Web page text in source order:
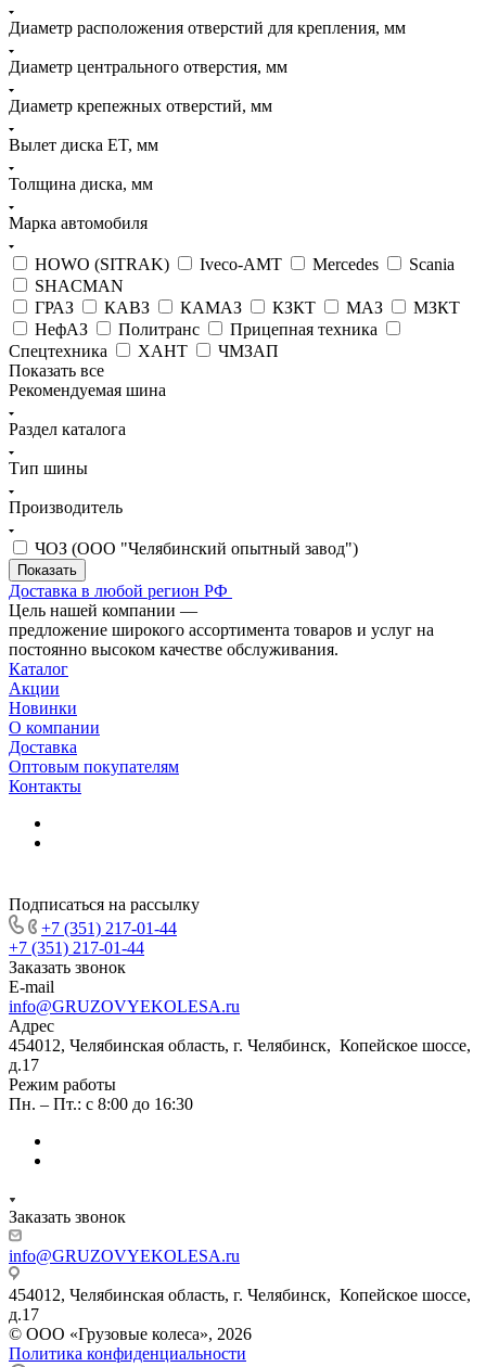
Диаметр расположения отверстий для крепления, мм
Диаметр центрального отверстия, мм
Диаметр крепежных отверстий, мм
Вылет диска ET, мм
Толщина диска, мм
Марка автомобиля
HOWO (SITRAK) Iveco-АМТ Mercedes
Scania
SHACMAN
ГРАЗ
КАВЗ КАМАЗ КЗКТ МАЗ
МЗКТ
НефАЗ
Политранс
Прицепная техника
Спецтехника
ХАНТ
ЧМЗАП
Показать все
Рекомендуемая шина
Раздел каталога
Тип шины
Производитель
ЧОЗ (ООО "Челябинский опытный завод")
Доставка в любой регион РФ
Цель нашей компании —
предложение широкого ассортимента товаров и услуг на
постоянно высоком качестве обслуживания.
Каталог
Акции
Новинки
О компании
Доставка
Оптовым покупателям
Контакты
Подписаться на рассылку
+7 (351) 217-01-44
+7 (351) 217-01-44
Заказать звонок
E-mail
info@GRUZOVYEKOLESA.ru
Адрес
454012, Челябинская область, г. Челябинск, Копейское шоссе,
д.17
Режим работы
Пн. – Пт.: с 8:00 до 16:30
Заказать звонок
info@GRUZOVYEKOLESA.ru
454012, Челябинская область, г. Челябинск, Копейское шоссе,
д.17
© ООО «Грузовые колеса», 2026
Политика конфиденциальности